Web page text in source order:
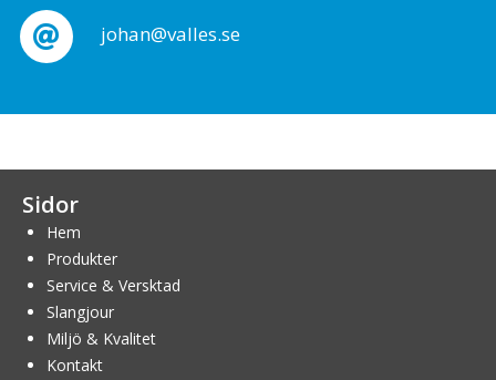
johan@valles.se
Sidor
Hem
Produkter
Service & Versktad
Slangjour
Miljö & Kvalitet
Kontakt